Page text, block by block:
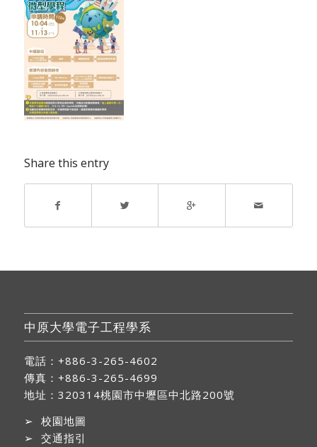
Share this entry
中原大學電子工程學系
電話：+886-3-265-4602
傳真：+886-3-265-4699
地址： 320314桃園市中壢區中北路200號
➢ 校園地圖
➢ 交通指引